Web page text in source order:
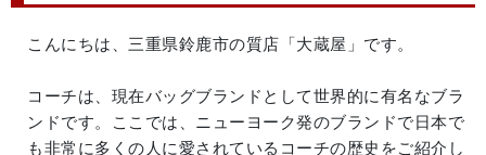
こんにちは、三重県鈴鹿市の質店「大蔵屋」です。
コーチは、現在バッグブランドとして世界的に有名なブラ
ンドです。ここでは、ニューヨーク発のブランドで日本で
も非常に多くの人に愛されているコーチの歴史をご紹介し